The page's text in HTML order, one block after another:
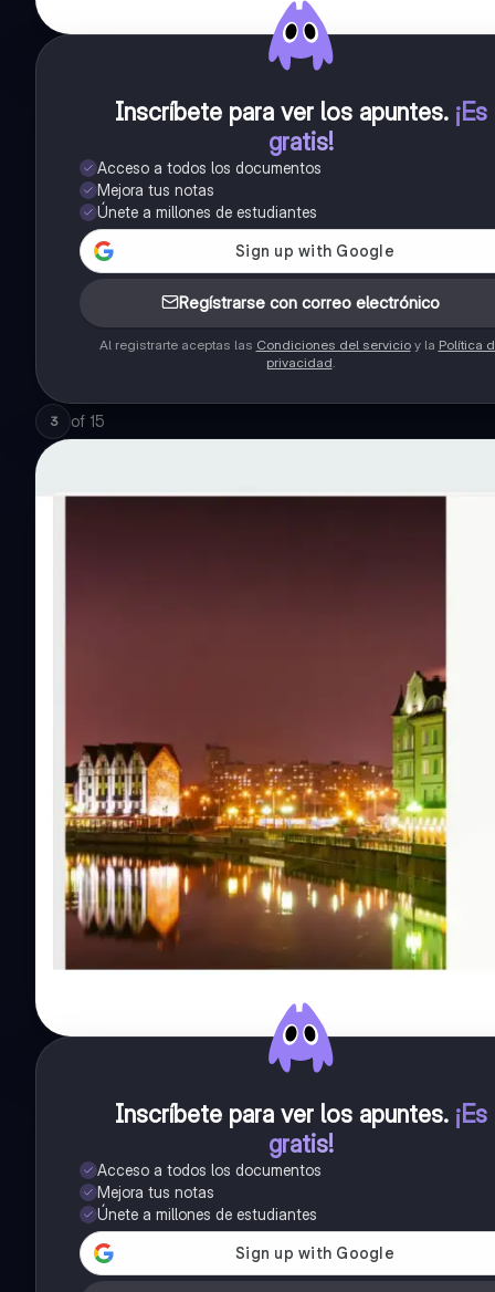
Inscríbete para ver los apuntes. ¡Es
gratis!
Acceso a todos los documentos
Mejora tus notas
Únete a millones de estudiantes
Regístrarse con correo electrónico
Al registrarte aceptas las Condiciones del servicioy la Política
privacidad
3 of 15
Inscríbete para ver los apuntes. ¡Es
gratis!
Acceso a todos los documentos
Mejora tus notas
Únete a millones de estudiantes